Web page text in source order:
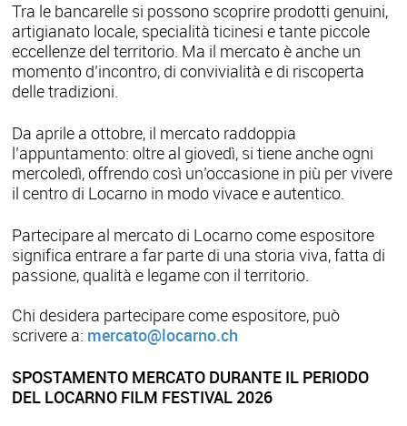
Tra le bancarelle si possono scoprire prodotti genuini,
artigianato locale, specialità ticinesi e tante piccole
eccellenze del territorio. Ma il mercato è anche un
momento d’incontro, di convivialità e di riscoperta
delle tradizioni.
Da aprile a ottobre, il mercato raddoppia
l’appuntamento: oltre al giovedì, si tiene anche ogni
mercoledì, offrendo così un’occasione in più per vivere
il centro di Locarno in modo vivace e autentico.
Partecipare al mercato di Locarno come espositore
significa entrare a far parte di una storia viva, fatta di
passione, qualità e legame con il territorio.
Chi desidera partecipare come espositore, può
scrivere a: mercato@locarno.ch
SPOSTAMENTO MERCATO DURANTE IL PERIODO
DEL LOCARNO FILM FESTIVAL 2026